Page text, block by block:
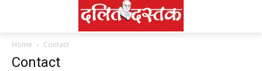
Home Contact
Contact